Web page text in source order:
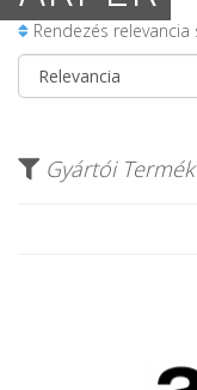
Rendezés relevancia
Gyártói